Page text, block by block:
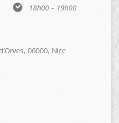
18h00 – 19h00
06000, Nice